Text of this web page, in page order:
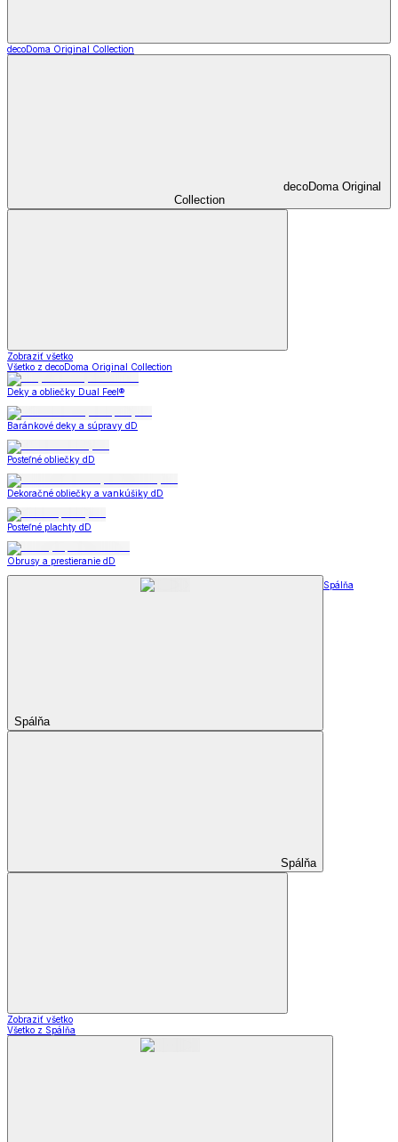
decoDoma Original Collection
decoDoma Original
Collection
Zobraziť všetko
Všetko z decoDoma Original Collection
Deky a obliečky Dual Feel®
Baránkové deky a súpravy dD
Posteľné obliečky dD
Dekoračné obliečky a vankúšiky dD
Posteľné plachty dD
Obrusy a prestieranie dD
Spálňa
Spálňa
Spálňa
Zobraziť všetko
Všetko z Spálňa